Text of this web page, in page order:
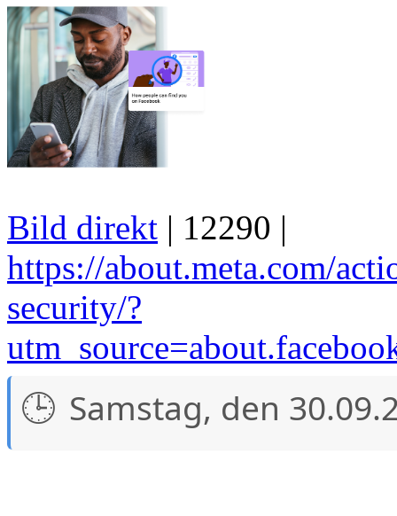
Bild direkt | 12290 |
https://about.meta.com/
security/?
Samstag, den